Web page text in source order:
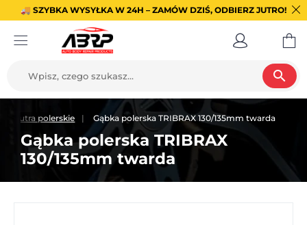
🚚 SZYBKA WYSYŁKA W 24H – ZAMÓW DZIŚ, ODBIERZ JUTRO!
search
i futra polerskie Gąbka polerska TRIBRAX 130/135mm twarda
Gąbka polerska TRIBRAX
130/135mm twarda